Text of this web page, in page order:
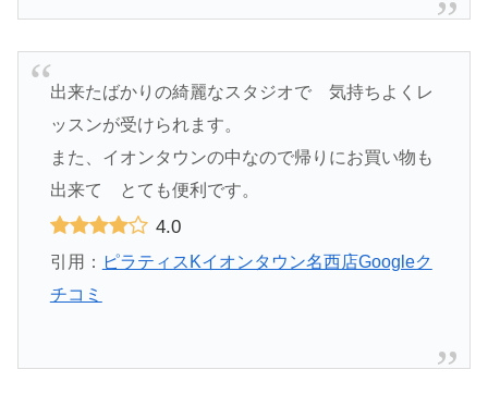
出来たばかりの綺麗なスタジオで 気持ちよくレ
ッスンが受けられます。
また、イオンタウンの中なので帰りにお買い物も
出来て とても便利です。
4.0
引用： ピラティスKイオンタウン名西店Googleク
チコミ